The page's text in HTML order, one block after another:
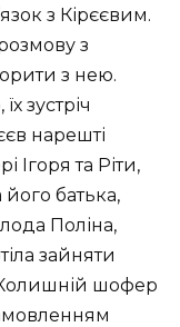
з Кірєєвим.
з
з нею.
зустріч
нарешті
Ігоря та Ріти,
батька,
Поліна,
зайняти
шофер